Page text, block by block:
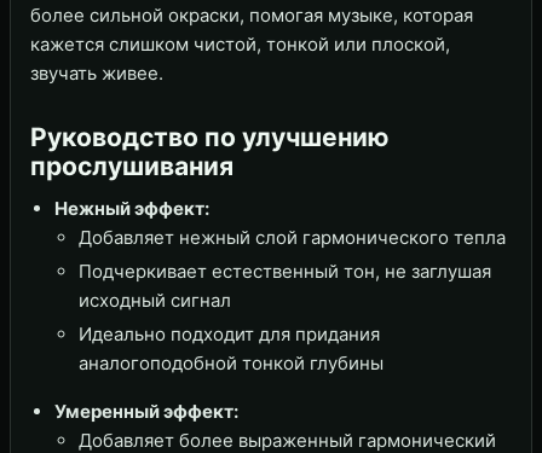
более сильной окраски, помогая музыке, которая
кажется слишком чистой, тонкой или плоской,
звучать живее.
Руководство по улучшению
прослушивания
Нежный эффект:
Добавляет нежный слой гармонического тепла
Подчеркивает естественный тон, не заглушая
исходный сигнал
Идеально подходит для придания
аналогоподобной тонкой глубины
Умеренный эффект:
Добавляет более выраженный гармонический